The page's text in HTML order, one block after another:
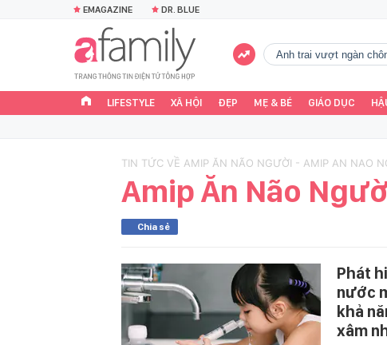
EMAGAZINE DR. BLUE
Anh trai vượt ngàn
LIFESTYLE XÃ HỘI ĐẸP MẸ & BÉ GIÁO DỤC
TIN TỨC VỀ AMIP ĂN NÃO NGƯỜI - AMIP AN NAO
Amip Ăn Não
Chia sẻ
Phát
nước
khả
xâm